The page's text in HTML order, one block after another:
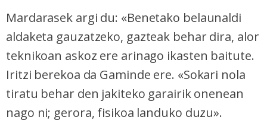
Mardarasek argi du: «Benetako belaunaldi
aldaketa gauzatzeko, gazteak behar dira, alor
teknikoan askoz ere arinago ikasten baitute.
Iritzi berekoa da Gaminde ere. «Sokari nola
tiratu behar den jakiteko garairik onenean
nago ni; gerora, fisikoa landuko duzu».